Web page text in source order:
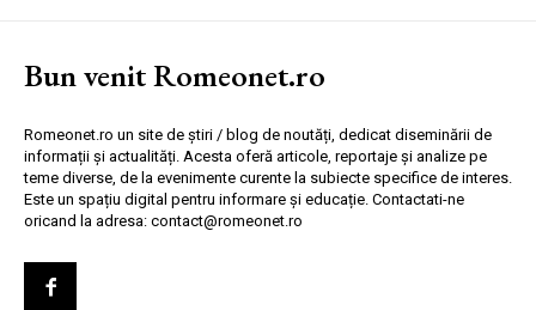
Bun venit Romeonet.ro
Romeonet.ro un site de știri / blog de noutăți, dedicat diseminării de
informații și actualități. Acesta oferă articole, reportaje și analize pe
teme diverse, de la evenimente curente la subiecte specifice de interes.
Este un spațiu digital pentru informare și educație. Contactati-ne
oricand la adresa: contact@romeonet.ro